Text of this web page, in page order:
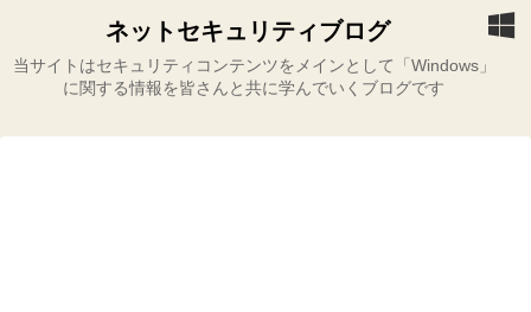
ネットセキュリティブログ
当サイトはセキュリティコンテンツをメインとして「Windows」
に関する情報を皆さんと共に学んでいくブログです